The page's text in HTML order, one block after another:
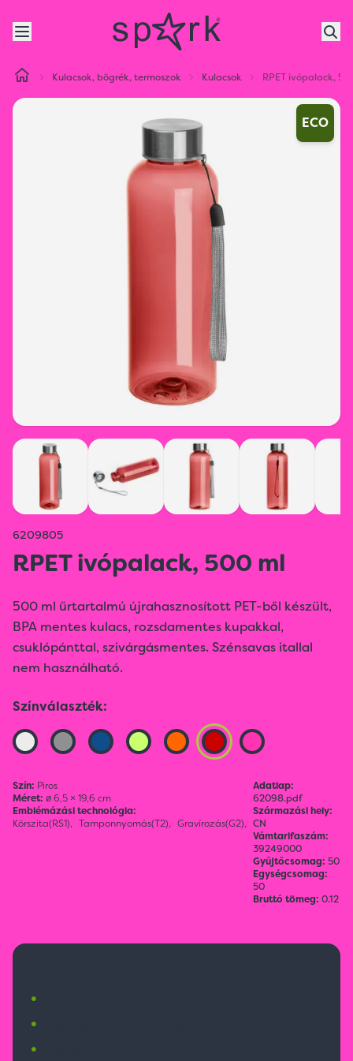
Kulacsok, bögrék, termoszok Kulacsok RPET ivópalack,
ECO
6209805
RPET ivópalack, 500 ml
500 ml űrtartalmú újrahasznosított PET-ből készült,
BPA mentes kulacs, rozsdamentes kupakkal,
csuklópánttal, szivárgásmentes. Szénsavas itallal
nem használható.
Színválaszték:
Szín: Piros
Méret: ø 6,5 × 19,6 cm
Emblémázási technológia:
Körszita(RS1), Tamponnyomás(T2), Gravírozás(G2),
Adatlap:
62098.pdf
Származási hely:
CN
Vámtarifaszám:
39249000
Gyűjtőcsomag: 50
Egységcsomag:
50
Bruttó tömeg: 0.12
•
•
•